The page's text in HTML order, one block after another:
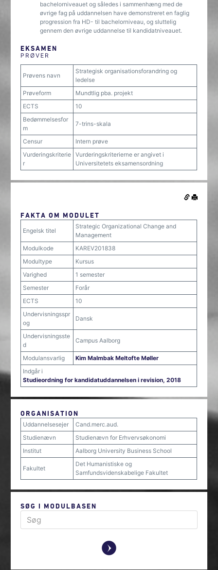
bachelorniveauet og således i sammenhæng med de
øvrige fag på uddannelsen have demonstreret en faglig
progression fra HD- til bachelorniveau, og sluttelig
gennem den øvrige uddannelse til kandidatniveauet.
EKSAMEN
PRØVER
Prøvens navn
Strategisk organisationsforandring og
ledelse
Prøveform
Mundtlig pba. projekt
ECTS
10
Bedømmelsesfor
m
7-trins-skala
Censur
Intern prøve
Vurderingskriterie
r
Vurderingskriterierne er angivet i
Universitetets eksamensordning
FAKTA OM MODULET
Engelsk titel
Strategic Organizational Change and
Management
Modulkode
KAREV201838
Modultype
Kursus
Varighed
1 semester
Semester
Forår
ECTS
10
Undervisningsspr
og
Dansk
Undervisningsste
d
Campus Aalborg
Modulansvarlig
Kim Malmbak Meltofte Møller
Indgår i
Studieordning for kandidatuddannelsen i revision, 2018
ORGANISATION
Uddannelsesejer
Cand.merc.aud.
Studienævn
Studienævn for Erhvervsøkonomi
Institut
Aalborg University Business School
Fakultet
Det Humanistiske og
Samfundsvidenskabelige Fakultet
SØG I MODULBASEN
y